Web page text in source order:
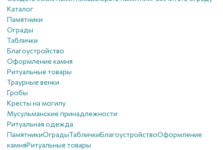
Каталог
Памятники
Ограды
Таблички
Благоустройствo
Оформление камня
Ритуальные товары
Траурные венки
Гробы
Кресты на могилу
Мусульманские принадлежности
Ритуальная одежда
ПамятникиОградыТабличкиБлагоустройствoОформление
камняРитуальные товары